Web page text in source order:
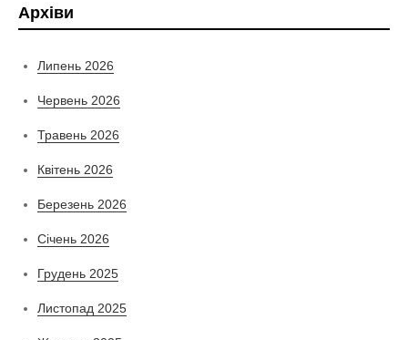
Архіви
Липень 2026
Червень 2026
Травень 2026
Квітень 2026
Березень 2026
Січень 2026
Грудень 2025
Листопад 2025